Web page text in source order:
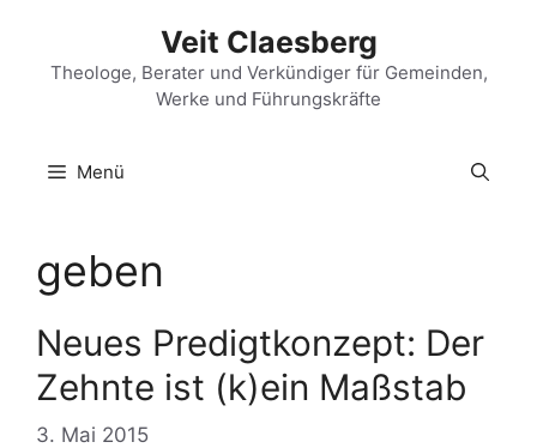
springen
Veit Claesberg
Theologe, Berater und Verkündiger für Gemeinden,
Werke und Führungskräfte
Menü
geben
Neues Predigtkonzept: Der
Zehnte ist (k)ein Maßstab
3. Mai 2015